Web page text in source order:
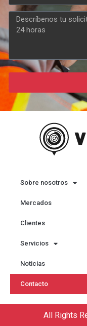
Sobre nosotros
Mercados
Clientes
Servicios
Noticias
Contacto
All Rights